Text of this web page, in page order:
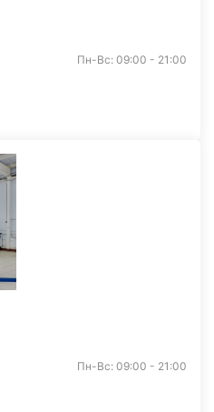
Пн-Вс: 09:00 - 21:00
Пн-Вс: 09:00 - 21:00